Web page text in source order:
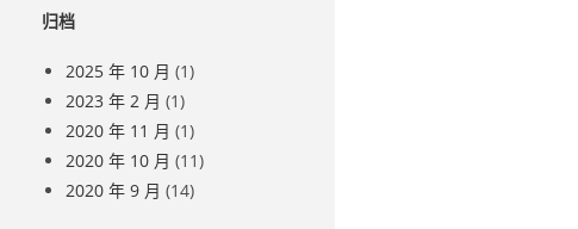
归档
2025 年 10 月 (1)
2023 年 2 月 (1)
2020 年 11 月 (1)
2020 年 10 月 (11)
2020 年 9 月 (14)